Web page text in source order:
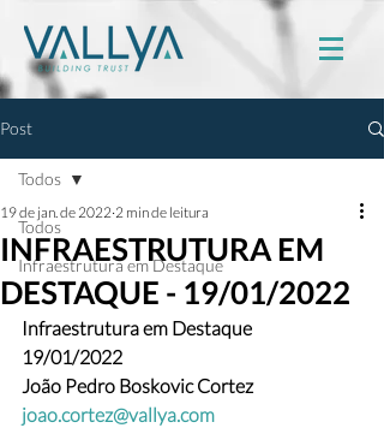
Post
Todos
Infraestrutura em Destaque
Todos
INFRAESTRUTURA EM
DESTAQUE - 19/01/2022
19 de jan. de 2022 2 min de leitura
Infraestrutura em Destaque
19/01/2022
João Pedro Boskovic Cortez
joao.cortez@vallya.com